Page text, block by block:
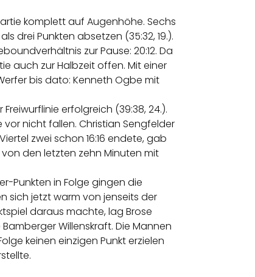
komplett auf Augenhöhe. Sechs
drei Punkten absetzen (35:32, 19.).
zur Pause: 20:12. Da
auch zur Halbzeit offen. Mit einer
bis dato: Kenneth Ogbe mit
erfolgreich (39:38, 24.).
nicht fallen. Christian Sengfelder
zwei schon 16:16 endete, gab
den letzten zehn Minuten mit
Punkten in Folge gingen die
sich jetzt warm von jenseits der
daraus machte, lag Brose
Willenskraft. Die Mannen
keinen einzigen Punkt erzielen